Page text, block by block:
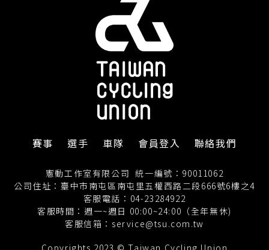
賽事 選手 車隊 會員登入 聯絡我們
憲動工作室有限公司統一編號：90011062
公司住址：臺中市南屯區南屯里五權西路二段666號6樓之4
客服電話：04-23284922
客服時間：週一~週日 00:00~24:00（全年無休)
客服信箱： service@tsu.com.tw